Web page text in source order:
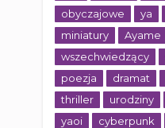
obyczajowe
ya
miniatury
Ayame
wszechwiedzący
poezja
dramat
thriller
urodziny
yaoi
cyberpunk